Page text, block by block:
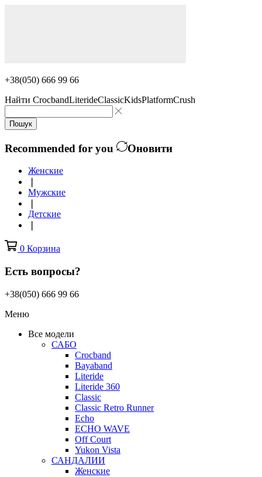
+38(050) 666 99 66
Найти CrocbandLiterideClassicKidsPlatformCrush
Пошук
Recommended for you Оновити
Женские
Мужские
Детские
0 Корзина
Есть вопросы?
+38(050) 666 99 66
Меню
Все модели
САБО
Crocband
Bayaband
Literide
Literide 360
Classic
Classic Retro Runner
Echo
ECHO WAVE
Off Court
Yukon Vista
САНДАЛИИ
Женские